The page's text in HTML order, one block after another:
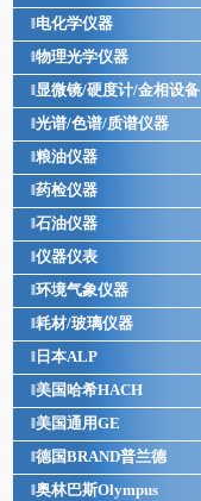
电化学仪器
物理光学仪器
显微镜/硬度计/金相设备
光谱/色谱/质谱仪器
粮油仪器
药检仪器
石油仪器
仪器仪表
环境气象仪器
耗材/玻璃仪器
日本ALP
美国哈希HACH
美国通用GE
德国BRAND普兰德
奥林巴斯Olympus